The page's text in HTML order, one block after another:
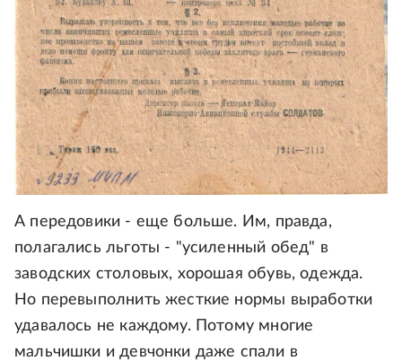
А передовики - еще больше. Им, правда,
полагались льготы - "усиленный обед" в
заводских столовых, хорошая обувь, одежда.
Но перевыполнить жесткие нормы выработки
удавалось не каждому. Потому многие
мальчишки и девчонки даже спали в